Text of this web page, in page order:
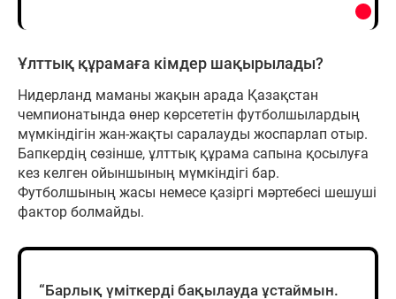
Ұлттық құрамаға кімдер шақырылады?
Нидерланд маманы жақын арада Қазақстан
чемпионатында өнер көрсететін футболшылардың
мүмкіндігін жан-жақты саралауды жоспарлап отыр.
Бапкердің сөзінше, ұлттық құрама сапына қосылуға
кез келген ойыншының мүмкіндігі бар.
Футболшының жасы немесе қазіргі мәртебесі шешуші
фактор болмайды.
“Барлық үміткерді бақылауда ұстаймын.